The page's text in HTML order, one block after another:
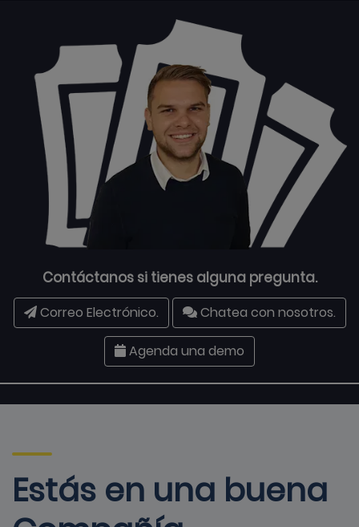
Contáctanos si tienes alguna pregunta.
Correo Electrónico. Chatea con nosotros.
Agenda una demo
Estás en una buena